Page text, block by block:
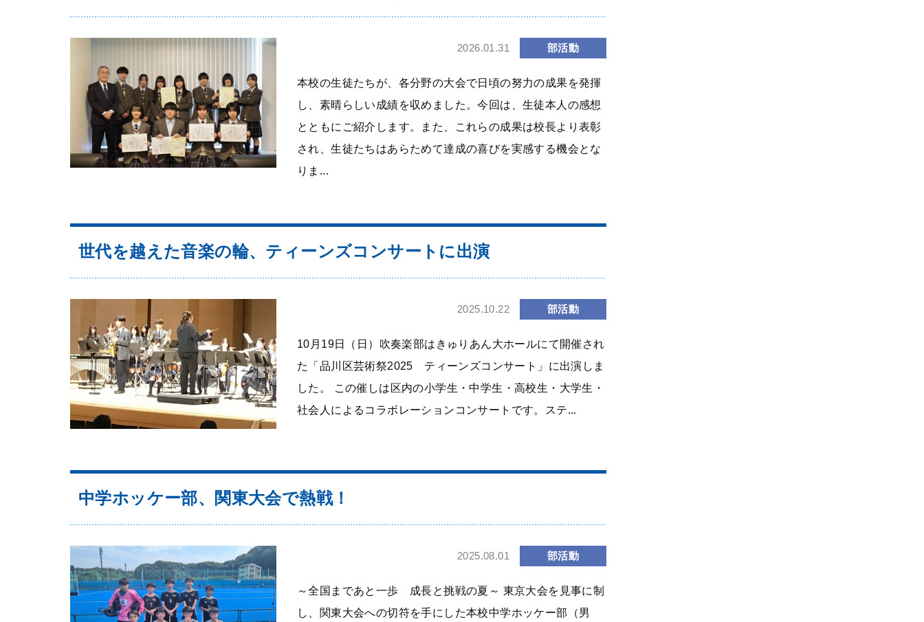
2026.01.31 部活動
本校の生徒たちが、各分野の大会で日頃の努力の成果を発揮
し、素晴らしい成績を収めました。今回は、生徒本人の感想
とともにご紹介します。また、これらの成果は校長より表彰
され、生徒たちはあらためて達成の喜びを実感する機会とな
りま...
世代を越えた音楽の輪、ティーンズコンサートに出演
2025.10.22 部活動
10月19日（日）吹奏楽部はきゅりあん大ホールにて開催され
た「品川区芸術祭2025 ティーンズコンサート」に出演しま
した。 この催しは区内の小学生・中学生・高校生・大学生・
社会人によるコラボレーションコンサートです。ステ...
中学ホッケー部、関東大会で熱戦！
2025.08.01 部活動
～全国まであと一歩 成長と挑戦の夏～ 東京大会を見事に制
し、関東大会への切符を手にした本校中学ホッケー部（男